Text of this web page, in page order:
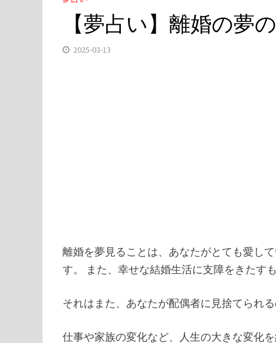
【夢占い】離婚の夢
2025-03-13
離婚を夢見ることは、あなたがとても愛し
す。 また、幸せな結婚生活に支障をきたす
それはまた、あなたが配偶者に見捨てられ
仕事や家族の変化など、人生の大きな変化